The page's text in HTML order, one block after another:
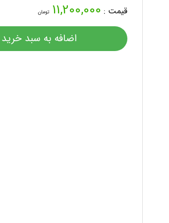
قیمت : 11,200,000 تومان
اضافه به سبد خرید